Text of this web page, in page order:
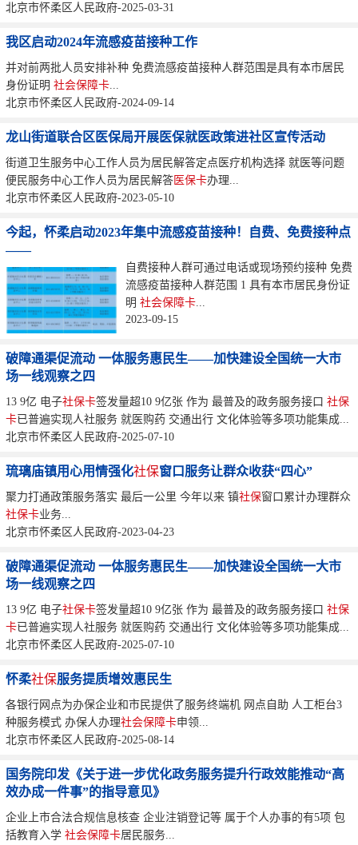
北京市怀柔区人民政府-2025-03-31
我区启动2024年流感疫苗接种工作
并对前两批人员安排补种 免费流感疫苗接种人群范围是具有本市居民
身份证明 社会保障卡
北京市怀柔区人民政府-2024-09-14
龙山街道联合区医保局开展医保就医政策进社区宣传活动
街道卫生服务中心工作人员为居民解答定点医疗机构选择 就医等问题
便民服务中心工作人员为居民解答医保卡办理...
北京市怀柔区人民政府-2023-05-10
今起，怀柔启动2023年集中流感疫苗接种！自费、免费接种点
——
自费接种人群可通过电话或现场预约接种 免费
流感疫苗接种人群范围 1 具有本市居民身份证
明 社会保障卡
2023-09-15
破障通渠促流动 一体服务惠民生——加快建设全国统一大市
场一线观察之四
13 9亿 电子社保卡签发量超10 9亿张 作为 最普及的政务服务接口 社保
卡已普遍实现人社服务 就医购药 交通出行 文化体验等多项功能集成...
北京市怀柔区人民政府-2025-07-10
琉璃庙镇用心用情强化社保窗口服务让群众收获“四心”
聚力打通政策服务落实 最后一公里 今年以来 镇社保窗口累计办理群众
社保卡业务...
北京市怀柔区人民政府-2023-04-23
破障通渠促流动 一体服务惠民生——加快建设全国统一大市
场一线观察之四
13 9亿 电子社保卡签发量超10 9亿张 作为 最普及的政务服务接口 社保
卡已普遍实现人社服务 就医购药 交通出行 文化体验等多项功能集成...
北京市怀柔区人民政府-2025-07-10
怀柔社保服务提质增效惠民生
各银行网点为办保企业和市民提供了服务终端机 网点自助 人工柜台3
种服务模式 办保人办理社会保障卡申领...
北京市怀柔区人民政府-2025-08-14
国务院印发《关于进一步优化政务服务提升行政效能推动“高
效办成一件事”的指导意见》
企业上市合法合规信息核查 企业注销登记等 属于个人办事的有5项 包
括教育入学 社会保障卡居民服务...